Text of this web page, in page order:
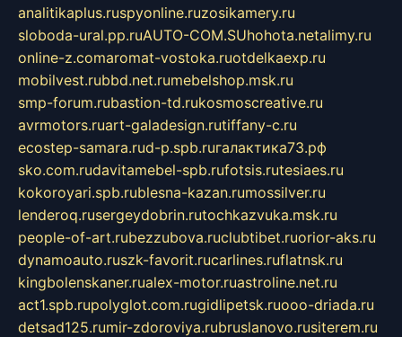
analitikaplus.ruspyonline.ruzosikamery.ru
sloboda-ural.pp.ruAUTO-COM.SUhohota.netalimy.ru
online-z.comaromat-vostoka.ruotdelkaexp.ru
mobilvest.rubbd.net.rumebelshop.msk.ru
smp-forum.rubastion-td.rukosmoscreative.ru
avrmotors.ruart-galadesign.rutiffany-c.ru
ecostep-samara.rud-p.spb.ruгалактика73.рф
sko.com.rudavitamebel-spb.rufotsis.rutesiaes.ru
kokoroyari.spb.rublesna-kazan.rumossilver.ru
lenderoq.rusergeydobrin.rutochkazvuka.msk.ru
people-of-art.rubezzubova.ruclubtibet.ruorior-aks.ru
dynamoauto.ruszk-favorit.rucarlines.ruflatnsk.ru
kingbolenskaner.rualex-motor.ruastroline.net.ru
act1.spb.rupolyglot.com.rugidlipetsk.ruooo-driada.ru
detsad125.rumir-zdoroviya.rubruslanovo.rusiterem.ru